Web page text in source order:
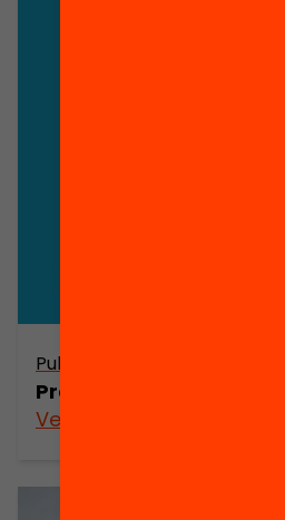
Publicació
Presentació: Liderar
Veure’n més